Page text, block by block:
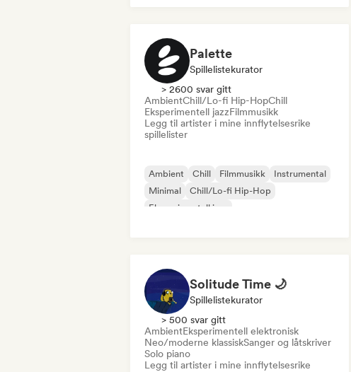
Palette
Spillelistekurator
> 2600 svar gitt
AmbientChill/Lo-fi Hip-HopChill
Eksperimentell jazzFilmmusikk
Legg til artister i mine innflytelsesrike
spillelister
Ambient Chill Filmmusikk
Instrumental
Minimal
Chill/Lo-fi Hip-Hop
Eksperimentell jazz
Solitude Time 🌙
Spillelistekurator
> 500 svar gitt
AmbientEksperimentell elektronisk
Neo/moderne klassiskSanger og låtskriver
Solo piano
Legg til artister i mine innflytelsesrike